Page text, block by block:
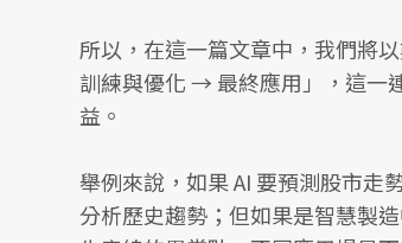
所以，在這一篇文章中，我們將
訓練與優化 → 最終應用」，這一
益。
舉例來說，如果 AI 要預測股市走
分析歷史趨勢；但如果是智慧製